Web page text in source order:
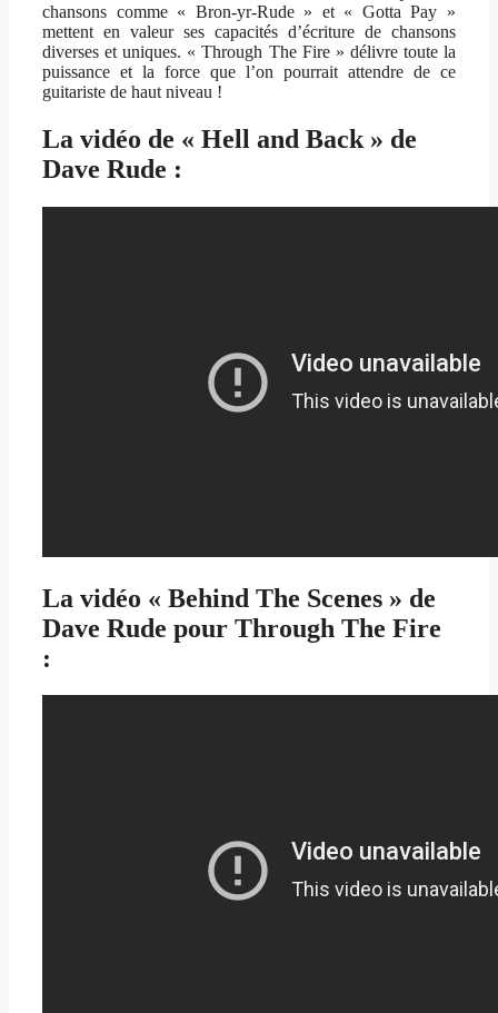
chansons comme « Bron-yr-Rude » et « Gotta Pay »
mettent en valeur ses capacités d’écriture de chansons
diverses et uniques. « Through The Fire » délivre toute la
puissance et la force que l’on pourrait attendre de ce
guitariste de haut niveau !
La vidéo de « Hell and Back » de
Dave Rude :
La vidéo « Behind The Scenes » de
Dave Rude pour Through The Fire
: